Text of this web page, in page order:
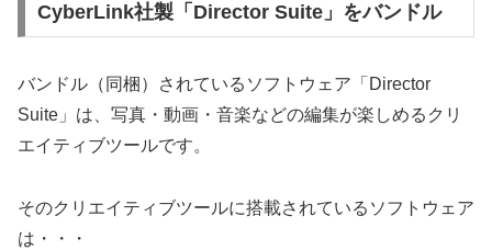
CyberLink社製「Director Suite」をバンドル
バンドル（同梱）されているソフトウェア「Director
Suite」は、写真・動画・音楽などの編集が楽しめるクリ
エイティブツールです。
そのクリエイティブツールに搭載されているソフトウェア
は・・・